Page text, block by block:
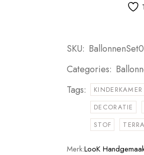
SKU:
Categories:
Tags:
KINDERKAMER
DECORATIE
STOF
Merk:LooK